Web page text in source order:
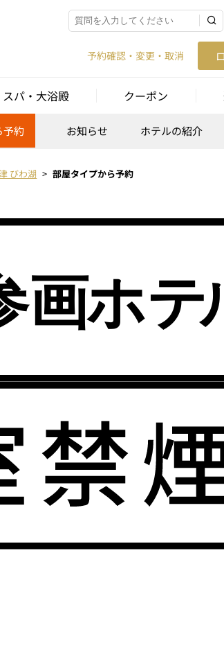
予約確認・変更・取消
スパ・大浴殿 クーポン
予約 お知らせ ホテルの紹介
びわ湖 部屋タイプから予約